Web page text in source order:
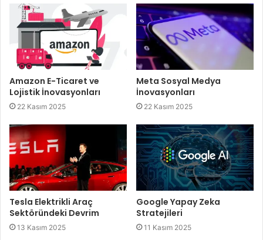
Amazon E-Ticaret ve
Lojistik İnovasyonları
22 Kasım 2025
Meta Sosyal Medya
İnovasyonları
22 Kasım 2025
Tesla Elektrikli Araç
Sektöründeki Devrim
13 Kasım 2025
Google Yapay Zeka
Stratejileri
11 Kasım 2025